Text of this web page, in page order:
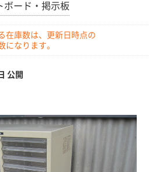
ボード・掲示板
在庫数は、更新日時点の
になります。
公開